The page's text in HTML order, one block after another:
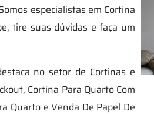
especialistas em Cortina
tire suas dúvidas e faça um
no setor de Cortinas e
Cortina Para Quarto Com
Quarto e Venda De Papel De